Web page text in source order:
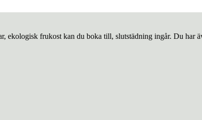
ekologisk frukost kan du boka till, slutstädning ingår. Du